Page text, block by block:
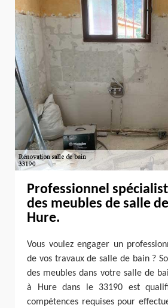
Professionnel
des meubles de salle
Hure.
Vous voulez engager un
de vos travaux de salle de bain ?
des meubles dans votre salle de
à Hure dans le 33190 est
compétences requises pour